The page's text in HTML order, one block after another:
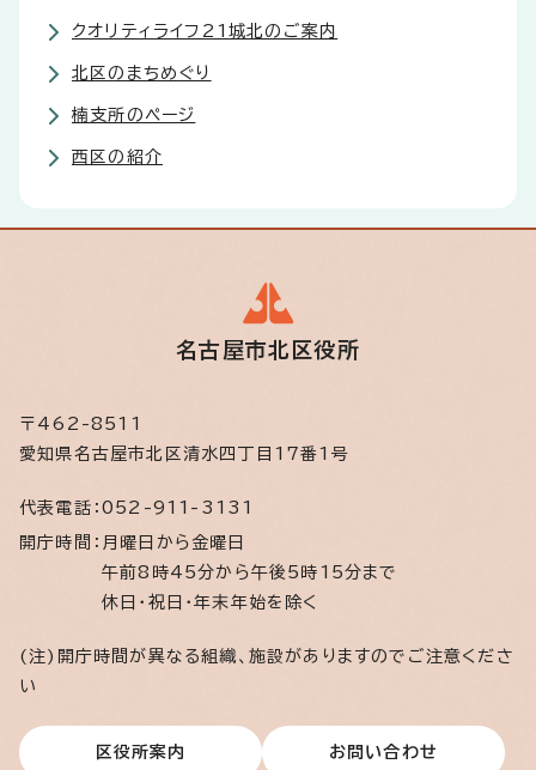
クオリティライフ21城北のご案内
北区のまちめぐり
楠支所のページ
西区の紹介
名古屋市北区役所
〒462-8511
愛知県名古屋市北区清水四丁目17番1号
代表電話： 052-911-3131
開庁時間： 月曜日から金曜日
午前8時45分から午後5時15分まで
休日・祝日・年末年始を除く
(注)開庁時間が異なる組織、施設がありますのでご注意くださ
い
区役所案内 お問い合わせ